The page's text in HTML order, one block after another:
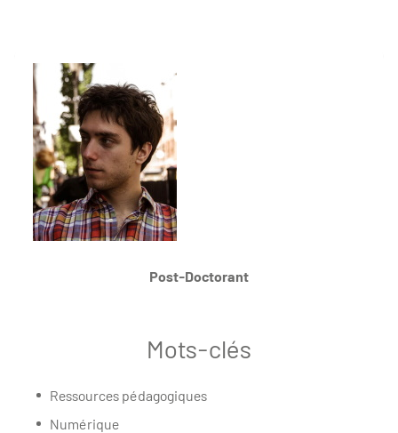
Post-Doctorant
Mots-clés
Ressources pédagogiques
Numérique